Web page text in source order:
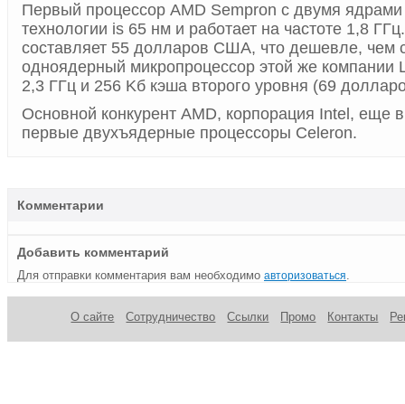
Первый процессор AMD Sempron с двумя ядрами
технологии is 65 нм и работает на частоте 1,8
составляет 55 долларов США, что дешевле, чем
одноядерный микропроцессор этой же компании
2,3 ГГц и 256 Kб кэша второго уровня (69
Основной конкурент AMD, корпорация Intel, еще
первые двухъядерные процессоры Celeron.
Комментарии
Добавить комментарий
Для отправки комментария вам необходимо авторизоваться
О сайте Сотрудничество Ссылки Промо Контакты